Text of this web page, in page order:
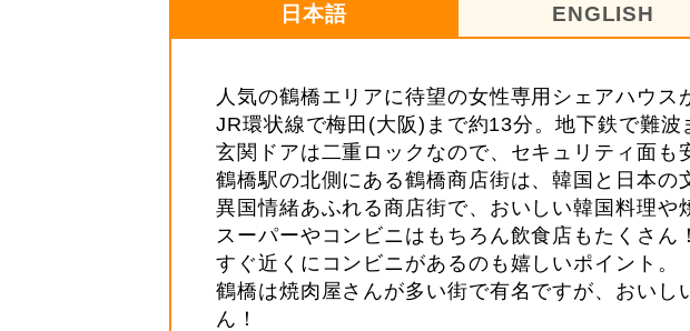
日本語 ENGLISH
人気の鶴橋エリアに待望の女性専用シェアハウス
JR環状線で梅田(大阪)まで約13分。地下鉄で難波
玄関ドアは二重ロックなので、セキュリティ面も
鶴橋駅の北側にある鶴橋商店街は、韓国と日本の
異国情緒あふれる商店街で、おいしい韓国料理や
スーパーやコンビニはもちろん飲食店もたくさん！
すぐ近くにコンビニがあるのも嬉しいポイント。
鶴橋は焼肉屋さんが多い街で有名ですが、おい
ん！